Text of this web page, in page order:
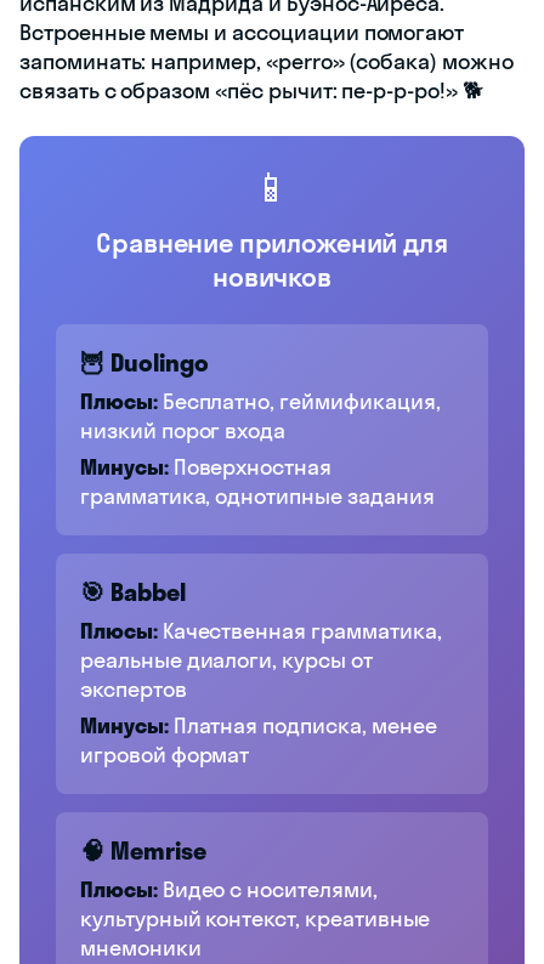
Встроенные мемы и ассоциации помогают
запоминать: например, «perro» (собака) можно
связать с образом «пёс рычит: пе-р-р-ро!» 🐕
📱
Сравнение приложений для
новичков
🦉 Duolingo
Плюсы:Бесплатно, геймификация,
низкий порог входа
Минусы:Поверхностная
грамматика, однотипные задания
🎯 Babbel
Плюсы:Качественная грамматика,
реальные диалоги, курсы от
экспертов
Минусы:Платная подписка, менее
игровой формат
🧠 Memrise
Плюсы:Видео с носителями,
культурный контекст, креативные
мнемоники